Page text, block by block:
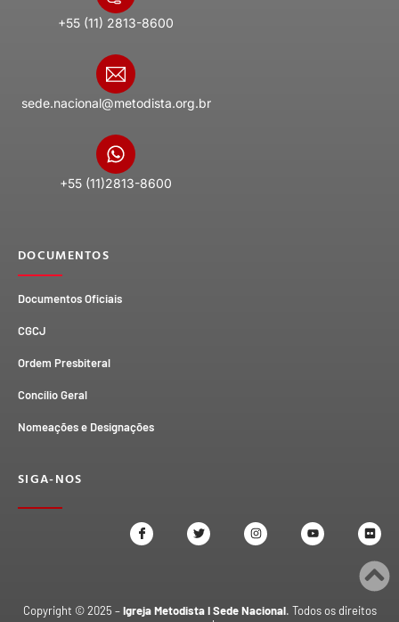
+55 (11) 2813-8600
sede.nacional@metodista.org.br
+55 (11)2813-8600
DOCUMENTOS
Documentos Oficiais
CGCJ
Ordem Presbiteral
Concílio Geral
Nomeações e Designações
SIGA-NOS
Copyright © 2025 –Igreja Metodista I Sede Nacional. Todos os direitos